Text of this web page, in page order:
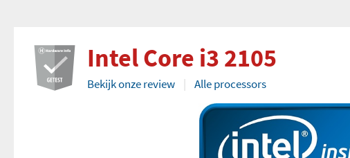
Intel Core i3 2105
Bekijk onze review Alle processors